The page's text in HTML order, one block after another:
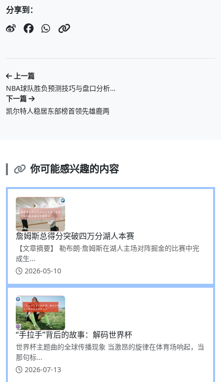
分享到：
上一篇
NBA球队胜负预测技巧与盘口分析…
下一篇
凯尔特人稳居东部榜首领先雄鹿两
你可能感兴趣的内容
詹姆斯总得分突破四万分湖人本赛
【文章摘要】 勒布朗·詹姆斯在湖人主场对阵掘金的比赛中完
成生...
2026-05-10
“手拉手”背后的故事：解码世界杯
世界杯主题曲的全球传播现象 当激昂的旋律在体育场响起，当
那句标...
2026-07-13